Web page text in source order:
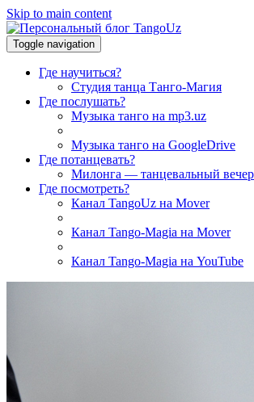
Skip to main content
Toggle navigation
Где научиться?
Студия танца Танго-Магия
Где послушать?
Музыка танго на mp3.uz
Музыка танго на GoogleDrive
Где потанцевать?
Милонга — танцевальный вечер
Где посмотреть?
Канал TangoUz на Mover
Канал Tango-Magia на Mover
Канал Tango-Magia на YouTube